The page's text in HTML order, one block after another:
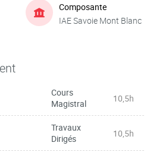
Composante
IAE Savoie Mont Blanc
Cours
Magistral
10,5h
Travaux
Dirigés
10,5h